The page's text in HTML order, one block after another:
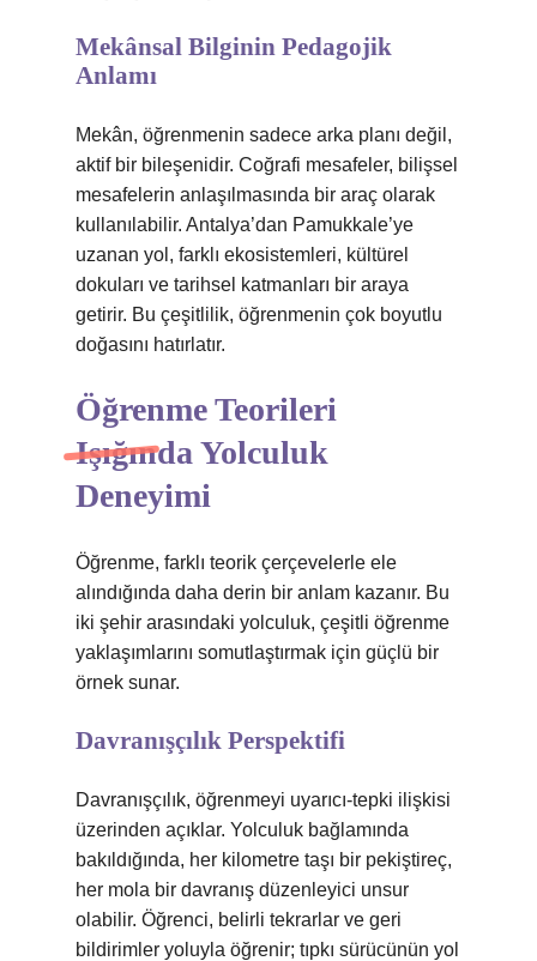
Mekânsal Bilginin Pedagojik
Anlamı
Mekân, öğrenmenin sadece arka planı değil,
aktif bir bileşenidir. Coğrafi mesafeler, bilişsel
mesafelerin anlaşılmasında bir araç olarak
kullanılabilir. Antalya’dan Pamukkale’ye
uzanan yol, farklı ekosistemleri, kültürel
dokuları ve tarihsel katmanları bir araya
getirir. Bu çeşitlilik, öğrenmenin çok boyutlu
doğasını hatırlatır.
Öğrenme Teorileri
Işığında Yolculuk
Deneyimi
Öğrenme, farklı teorik çerçevelerle ele
alındığında daha derin bir anlam kazanır. Bu
iki şehir arasındaki yolculuk, çeşitli öğrenme
yaklaşımlarını somutlaştırmak için güçlü bir
örnek sunar.
Davranışçılık Perspektifi
Davranışçılık, öğrenmeyi uyarıcı-tepki ilişkisi
üzerinden açıklar. Yolculuk bağlamında
bakıldığında, her kilometre taşı bir pekiştireç,
her mola bir davranış düzenleyici unsur
olabilir. Öğrenci, belirli tekrarlar ve geri
bildirimler yoluyla öğrenir; tıpkı sürücünün yol